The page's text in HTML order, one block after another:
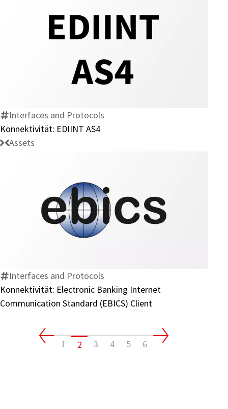
Konnektivität:
EDIINT
AS4
Interfaces and Protocols
Konnektivität: EDIINT AS4
Assets
Konnektivität:
Electronic
Standard
(EBICS)
Interfaces and Protocols
Konnektivität: Electronic Banking Internet
Communication Standard (EBICS) Client
1 2 3 4 5 6